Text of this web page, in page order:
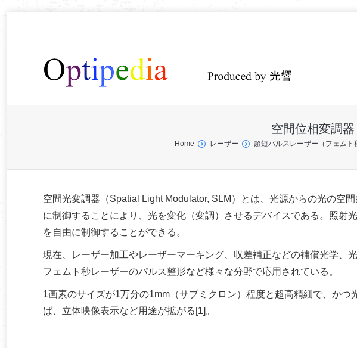
空間位相変調器
Home レーザー 超短パルスレーザー（フェムト
空間光変調器（Spatial Light Modulator, SLM）とは、光源からの光の空
に制御することにより、光を変化（変調）させるデバイスである。照射
を自由に制御することができる。
現在、レーザー加工やレーザーマーキング、収差補正などの補償光学、
フェムト秒レーザーのパルス整形など様々な分野で応用されている。
1画素のサイズが1万分の1mm（サブミクロン）程度と超高精細で、か
ば、立体映像表示など用途が拡がる[1]。